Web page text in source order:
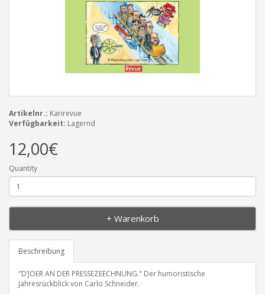
Artikelnr.: Karirevue
Verfügbarkeit: Lagernd
12,00€
Quantity
+ Warenkorb
Beschreibung
"DʼJOER AN DER PRESSEZEECHNUNG." Der humoristische
Jahresrückblick von Carlo Schneider.